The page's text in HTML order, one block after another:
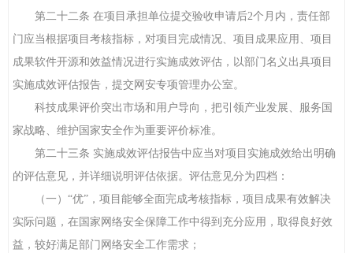
第二十二条 在项目承担单位提交验收申请后2个月内，责任部
门应当根据项目考核指标，对项目完成情况、项目成果应用、项目
成果软件开源和效益情况进行实施成效评估，以部门名义出具项目
实施成效评估报告，提交网安专项管理办公室。
科技成果评价突出市场和用户导向，把引领产业发展、服务国
家战略、维护国家安全作为重要评价标准。
第二十三条 实施成效评估报告中应当对项目实施成效给出明确
的评估意见，并详细说明评估依据。评估意见分为四档：
（一）“优”，项目能够全面完成考核指标，项目成果有效解决
实际问题，在国家网络安全保障工作中得到充分应用，取得良好效
益，较好满足部门网络安全工作需求；